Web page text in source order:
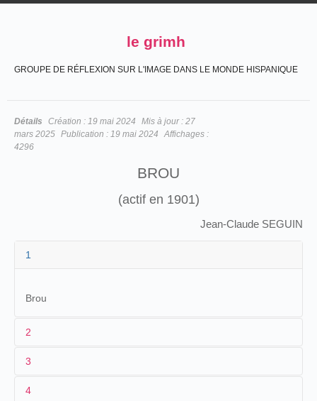
le grimh
GROUPE DE RÉFLEXION SUR L'IMAGE DANS LE MONDE HISPANIQUE
Détails Création : 19 mai 2024 Mis à jour : 27
mars 2025 Publication : 19 mai 2024
Affichages :
4296
BROU
(actif en 1901)
Jean-Claude SEGUIN
1
Brou
2
en 1901.
3
4